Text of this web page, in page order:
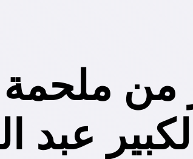
من ملحمة
عبد